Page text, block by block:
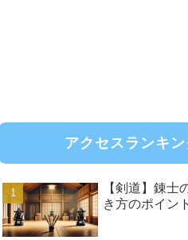
アクセスランキ
【剣道】錬士
き方のポイン